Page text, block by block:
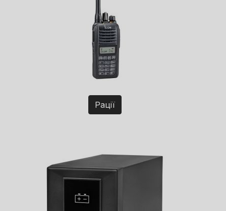
Рації